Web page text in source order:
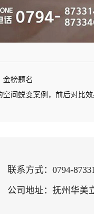
金榜题名️
空间蜕变案例，前后对比
联系方式：0794-
公司地址：抚州华美